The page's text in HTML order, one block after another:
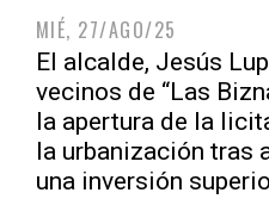
MIÉ, 27/AGO/25
El alcalde, Jesús
vecinos de “Las
la apertura de la
la urbanización tras
una inversión